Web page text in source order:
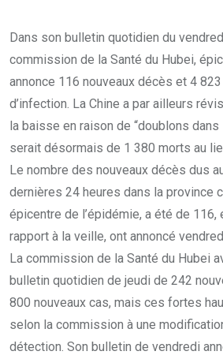
Dans son bulletin quotidien du
commission de la Santé du Hubei,
annonce 116 nouveaux décès et 4
d’infection. La Chine a par ailleurs
la baisse en raison de “doublons
serait désormais de 1 380 morts au
Le nombre des nouveaux décès dus
dernières 24 heures dans la province
épicentre de l’épidémie, a été de
rapport à la veille, ont annoncé
La commission de la Santé du Hubei
bulletin quotidien de jeudi de 242
800 nouveaux cas, mais ces fortes
selon la commission à une
détection. Son bulletin de vendredi